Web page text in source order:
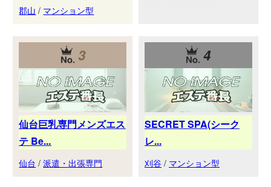
郡山 / マンション型
3
仙台巨乳専門メンズエス
テ Be...
仙台 /派遣・出張専門
4
SECRET SPA(シーク
レ...
刈谷 / マンション型